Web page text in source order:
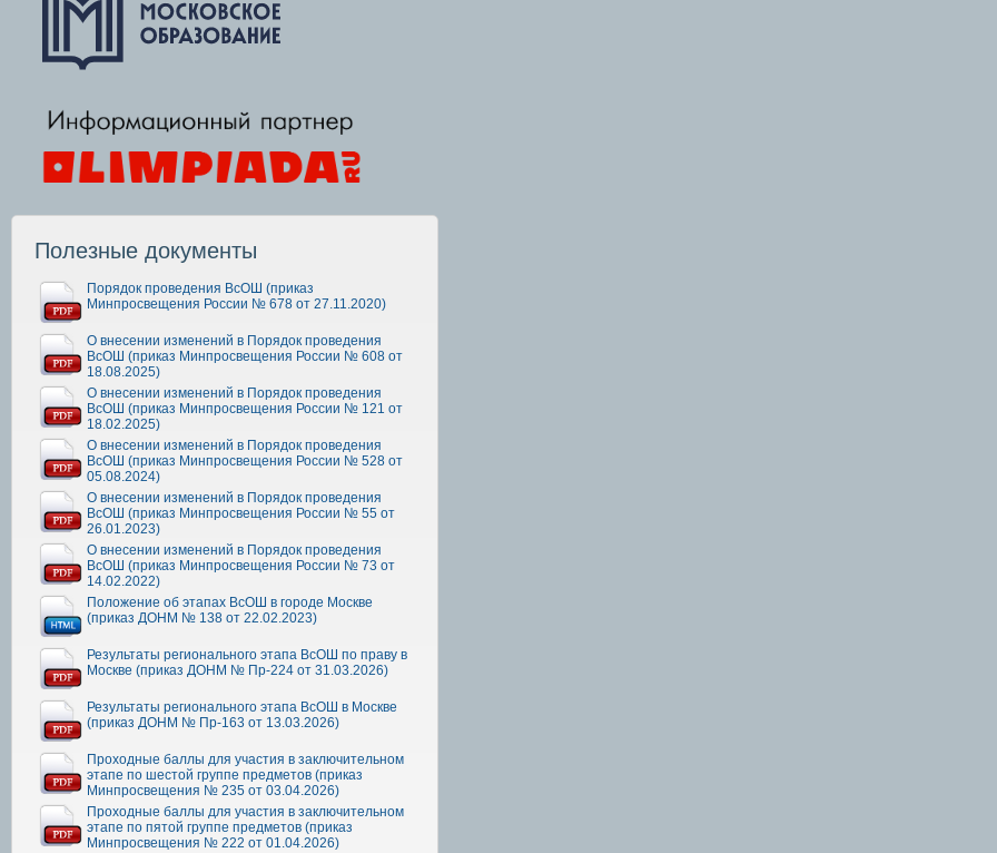
Полезные документы
Порядок проведения ВсОШ (приказ
Минпросвещения России № 678 от 27.11.2020)
О внесении изменений в Порядок проведения
ВсОШ (приказ Минпросвещения России № 608 от
18.08.2025)
О внесении изменений в Порядок проведения
ВсОШ (приказ Минпросвещения России № 121 от
18.02.2025)
О внесении изменений в Порядок проведения
ВсОШ (приказ Минпросвещения России № 528 от
05.08.2024)
О внесении изменений в Порядок проведения
ВсОШ (приказ Минпросвещения России № 55 от
26.01.2023)
О внесении изменений в Порядок проведения
ВсОШ (приказ Минпросвещения России № 73 от
14.02.2022)
Положение об этапах ВсОШ в городе Москве
(приказ ДОНМ № 138 от 22.02.2023)
Результаты регионального этапа ВсОШ по праву в
Москве (приказ ДОНМ № Пр-224 от 31.03.2026)
Результаты регионального этапа ВсОШ в Москве
(приказ ДОНМ № Пр-163 от 13.03.2026)
Проходные баллы для участия в заключительном
этапе по шестой группе предметов (приказ
Минпросвещения № 235 от 03.04.2026)
Проходные баллы для участия в заключительном
этапе по пятой группе предметов (приказ
Минпросвещения № 222 от 01.04.2026)